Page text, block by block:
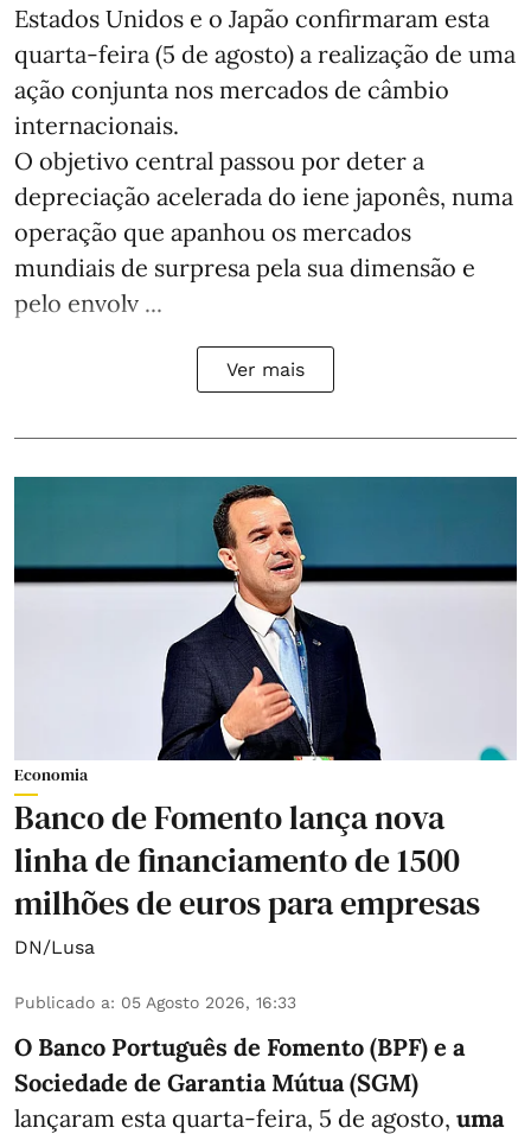
Estados Unidos e o Japão confirmaram esta
quarta-feira (5 de agosto) a realização de uma
ação conjunta nos mercados de câmbio
internacionais.
O objetivo central passou por deter a
depreciação acelerada do iene japonês, numa
operação que apanhou os mercados
mundiais de surpresa pela sua dimensão e
pelo envolv ...
Ver mais
Economia
Banco de Fomento lança nova
linha de financiamento de 1500
milhões de euros para empresas
DN/Lusa
Publicado a: 05 Agosto 2026, 16:33
O Banco Português de Fomento (BPF) e a
Sociedade de Garantia Mútua (SGM)
lançaram esta quarta-feira, 5 de agosto, uma